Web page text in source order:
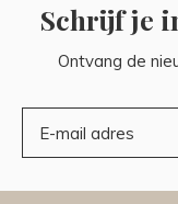
Schrijf je
Ontvang de